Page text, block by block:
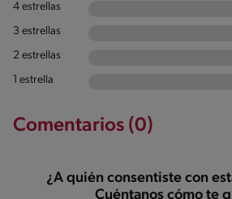
4 estrellas
3 estrellas
2 estrellas
1 estrella
Comentarios (0)
¿A quién consentiste con
Cuéntanos cómo te